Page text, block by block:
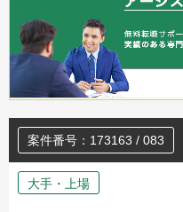
案件番号：173163 / 083
大手・上場